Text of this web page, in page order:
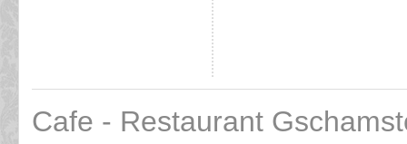
Cafe - Restaurant